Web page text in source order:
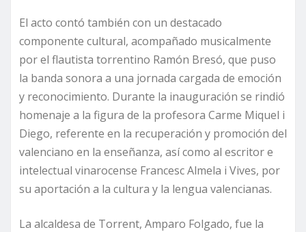
El acto contó también con un destacado
componente cultural, acompañado musicalmente
por el flautista torrentino Ramón Bresó, que puso
la banda sonora a una jornada cargada de emoción
y reconocimiento. Durante la inauguración se rindió
homenaje a la figura de la profesora Carme Miquel i
Diego, referente en la recuperación y promoción del
valenciano en la enseñanza, así como al escritor e
intelectual vinarocense Francesc Almela i Vives, por
su aportación a la cultura y la lengua valencianas.
La alcaldesa de Torrent, Amparo Folgado, fue la